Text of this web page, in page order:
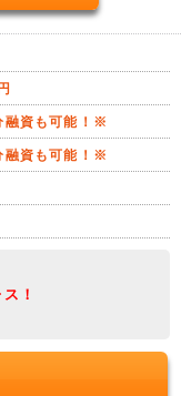
融資も可能！※
融資も可能！※
！